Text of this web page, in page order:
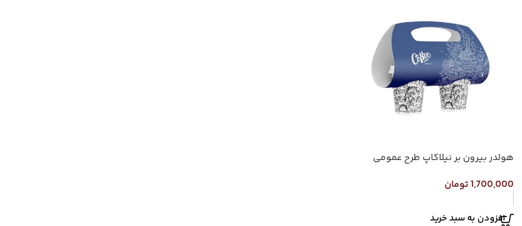
هولدر بیرون بر نیلاکاپ طرح عمومی
1,700,000تومان
افزودن به سبد خرید